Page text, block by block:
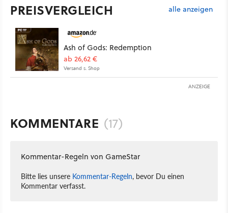
PREISVERGLEICH alle anzeigen
Ash of Gods: Redemption
ab 26,62 €
Versand s. Shop
ANZEIGE
KOMMENTARE (17)
Kommentar-Regeln von GameStar
Bitte lies unsere Kommentar-Regeln, bevor Du einen
Kommentar verfasst.